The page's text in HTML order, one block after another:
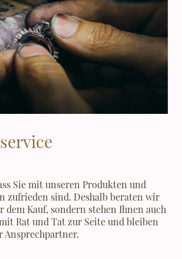
Sie mit unseren Produkten und
zufrieden sind. Deshalb beraten wir
dem Kauf, sondern stehen Ihnen auch
Rat und Tat zur Seite und bleiben
Ansprechpartner.